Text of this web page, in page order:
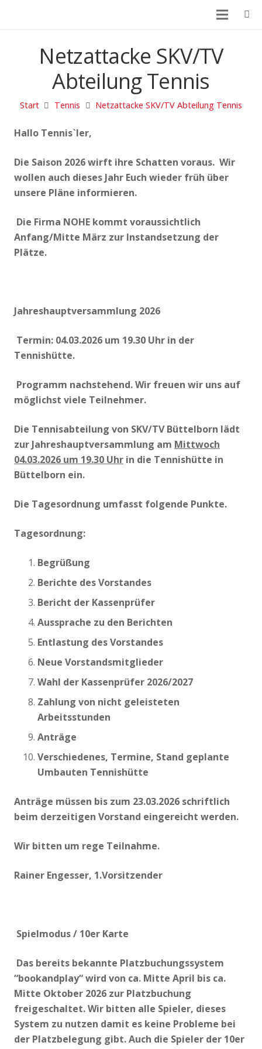
Netzattacke SKV/TV
Abteilung Tennis
Start Tennis Netzattacke SKV/TV Abteilung Tennis
Hallo Tennis`ler,
Die Saison 2026 wirft ihre Schatten voraus. Wir
wollen auch dieses Jahr Euch wieder früh über
unsere Pläne informieren.
Die Firma NOHE kommt voraussichtlich
Anfang/Mitte März zur Instandsetzung der
Plätze.
Jahreshauptversammlung 2026
Termin: 04.03.2026 um 19.30 Uhr in der
Tennishütte.
Programm nachstehend. Wir freuen wir uns auf
möglichst viele Teilnehmer.
Die Tennisabteilung von SKV/TV Büttelborn lädt
zur Jahreshauptversammlung am Mittwoch
04.03.2026 um 19.30 Uhr in die Tennishütte in
Büttelborn ein.
Die Tagesordnung umfasst folgende Punkte.
Tagesordnung:
Begrüßung
Berichte des Vorstandes
Bericht der Kassenprüfer
Aussprache zu den Berichten
Entlastung des Vorstandes
Neue Vorstandsmitglieder
Wahl der Kassenprüfer 2026/2027
Zahlung von nicht geleisteten
Arbeitsstunden
Anträge
Verschiedenes, Termine, Stand geplante
Umbauten Tennishütte
Anträge müssen bis zum 23.03.2026 schriftlich
beim derzeitigen Vorstand eingereicht werden.
Wir bitten um rege Teilnahme.
Rainer Engesser, 1.Vorsitzender
Spielmodus / 10er Karte
Das bereits bekannte Platzbuchungssystem
“bookandplay“ wird von ca. Mitte April bis ca.
Mitte Oktober 2026 zur Platzbuchung
freigeschaltet. Wir bitten alle Spieler, dieses
System zu nutzen damit es keine Probleme bei
der Platzbelegung gibt. Auch die Spieler der 10er